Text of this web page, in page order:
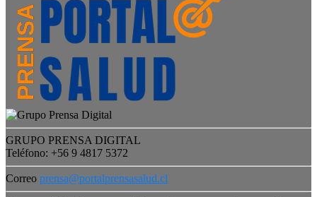
GRUPO PRENSA DIGITAL
Teléfono: +56 9 4817 5372
Correo prensa@portalprensasalud.cl